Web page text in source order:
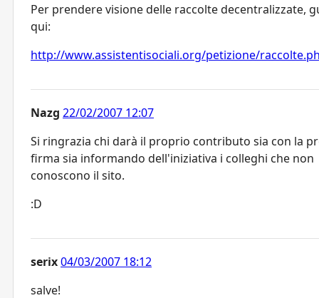
Per prendere visione delle raccolte decentralizzate,
qui:
http://www.assistentisociali.org/petizione/
Nazg 22/02/2007 12:07
Si ringrazia chi darà il proprio contributo sia con la
firma sia informando dell'iniziativa i colleghi che non
conoscono il sito.
:D
serix04/03/2007 18:12
salve!